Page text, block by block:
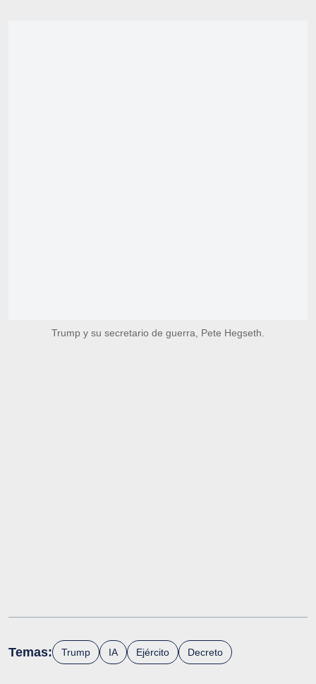
Trump y su secretario de guerra, Pete Hegseth.
Temas: Trump IA Ejército Decreto